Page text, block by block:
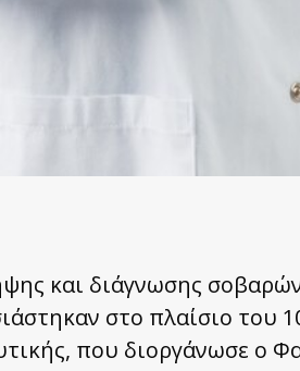
και διάγνωσης
στο πλαίσιο του
που διοργάνωσε ο